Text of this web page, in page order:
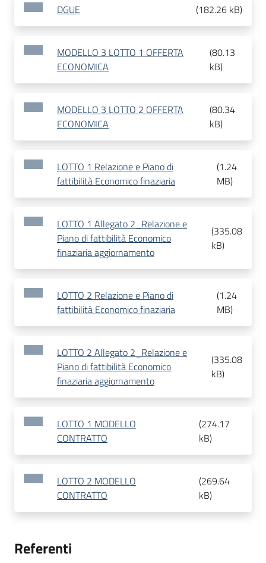
DGUE (182.26 kB)
MODELLO 3 LOTTO 1 OFFERTA
ECONOMICA
(80.13
kB)
MODELLO 3 LOTTO 2 OFFERTA
ECONOMICA
(80.34
kB)
LOTTO 1 Relazione e Piano di
fattibilità Economico finaziaria
(1.24
MB)
LOTTO 1 Allegato 2_Relazione e
Piano di fattibilità Economico
finaziaria aggiornamento
(335.08
kB)
LOTTO 2 Relazione e Piano di
fattibilità Economico finaziaria
(1.24
MB)
LOTTO 2 Allegato 2_Relazione e
Piano di fattibilità Economico
finaziaria aggiornamento
(335.08
kB)
LOTTO 1 MODELLO
CONTRATTO
(274.17
kB)
LOTTO 2 MODELLO
CONTRATTO
(269.64
kB)
Referenti